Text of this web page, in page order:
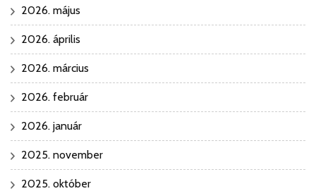
2026. május
2026. április
2026. március
2026. február
2026. január
2025. november
2025. október